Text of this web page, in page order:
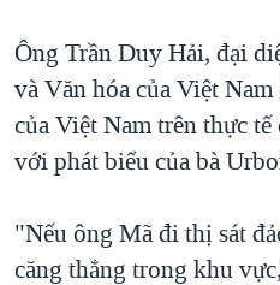
Ông Trần Duy Hải, đại
và Văn hóa của Việt
của Việt Nam trên thực
với phát biểu của bà
"Nếu ông Mã đi thị sát
căng thẳng trong khu